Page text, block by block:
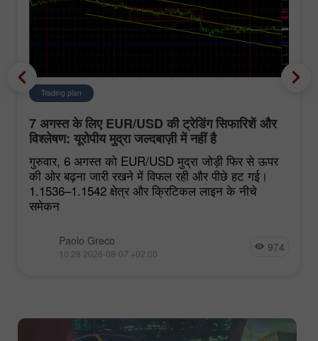
Trading plan
7 अगस्त के लिए EUR/USD की ट्रेडिंग सिफारिशें और
विश्लेषण: यूरोपीय मुद्रा जल्दबाज़ी में नहीं है
गुरुवार, 6 अगस्त को EUR/USD मुद्रा जोड़ी फिर से ऊपर
की ओर बढ़ना जारी रखने में विफल रही और पीछे हट गई।
1.1536–1.1542 क्षेत्र और क्रिटिकल लाइन के नीचे
समेकन
Paolo Greco
10:28 2026-08-07 +02:00 974